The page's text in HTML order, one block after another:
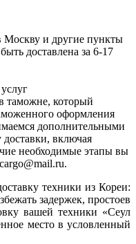
Москву и другие пункты
доставлена за 6-17
таможне, который
оформления
дополнительными
включая
необходимые этапы вы
техники из Кореи:
задержек, простоев
вашей техники «Сеул
место в условленный